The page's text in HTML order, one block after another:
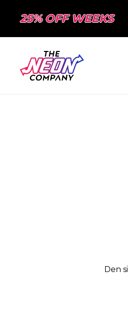
25% OFF WEEKS
Den